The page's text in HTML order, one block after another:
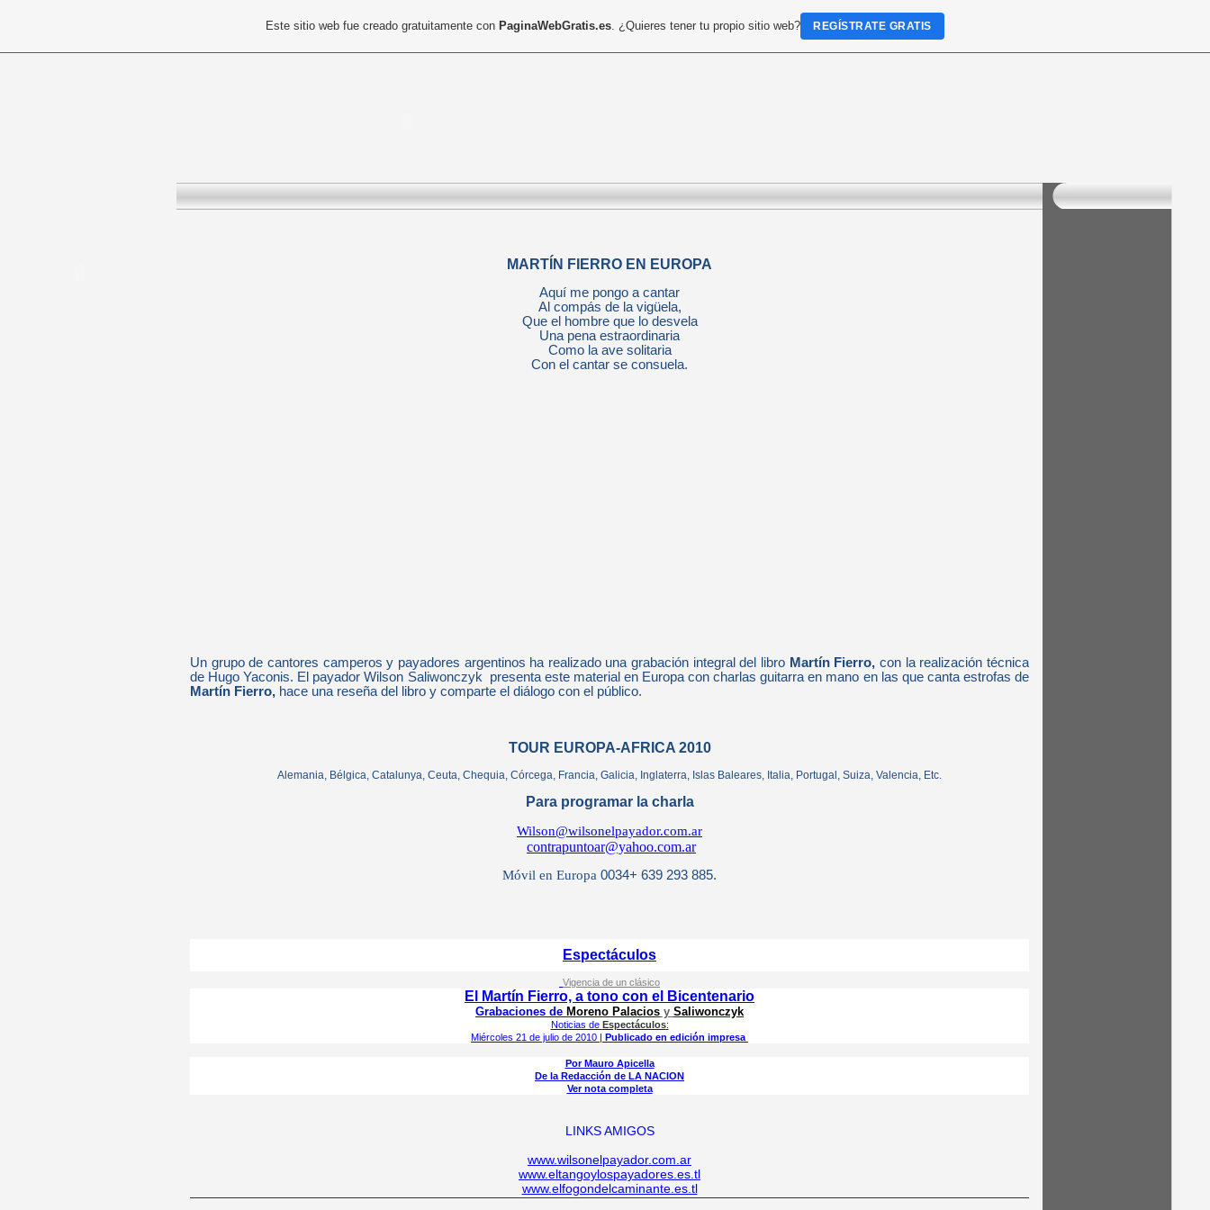
MARTÍN FIERRO EN EUROPA
Aquí me pongo a cantar
Al compás de la vigüela,
Que el hombre que lo desvela
Una pena estraordinaria
Como la ave solitaria
Con el cantar se consuela.
Un grupo de cantores camperos y payadores argentinos ha realizado una grabación integral del libro Martín Fierro,con la realización técnica
de Hugo Yaconis. El payador Wilson Saliwonczyk presenta este material en Europa con charlas guitarra en mano en las que canta estrofas de
Martín Fierro, hace una reseña del libro y comparte el diálogo con el público.
TOUR EUROPA-AFRICA 2010
Alemania, Bélgica, Catalunya, Ceuta, Chequia, Córcega, Francia, Galicia, Inglaterra, Islas Baleares, Italia, Portugal, Suiza, Valencia, Etc.
Para programar la charla
Wilson@wilsonelpayador.com.ar
contrapuntoar@yahoo.com.ar
Móvil en Europa 0034+ 639 293 885.
Espectáculos
Vigencia de un clásico
El Martín Fierro, a tono con el Bicentenario
Grabaciones de Moreno Palacios y Saliwonczyk
Noticias de Espectáculos:
Miércoles 21 de julio de 2010 | Publicado en edición impresa
Por Mauro Apicella
De la Redacción de LA NACION
Ver nota completa
LINKS AMIGOS
www.wilsonelpayador.com.ar
www.eltangoylospayadores.es.tl
www.elfogondelcaminante.es.tl
Este sitio web fue creado gratuitamente con PaginaWebGratis.es. ¿Quieres tener tu propio sitio web? REGÍSTRATE GRATIS